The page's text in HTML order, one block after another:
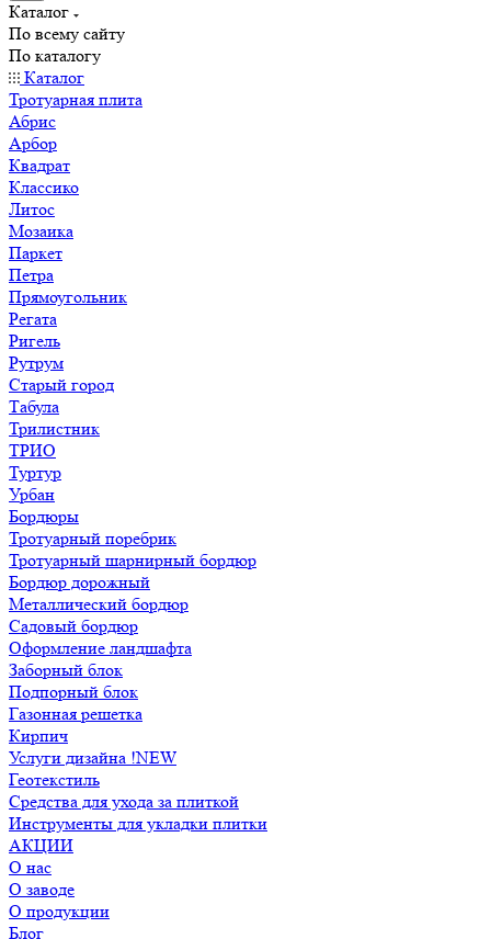
Каталог
По всему сайту
По каталогу
Каталог
Тротуарная плита
Абрис
Арбор
Квадрат
Классико
Литос
Мозаика
Паркет
Петра
Прямоугольник
Регата
Ригель
Рутрум
Старый город
Табула
Трилистник
ТРИО
Туртур
Урбан
Бордюры
Тротуарный поребрик
Тротуарный шарнирный бордюр
Бордюр дорожный
Металлический бордюр
Садовый бордюр
Оформление ландшафта
Заборный блок
Подпорный блок
Газонная решетка
Кирпич
Услуги дизайна !NEW
Геотекстиль
Средства для ухода за плиткой
Инструменты для укладки плитки
АКЦИИ
О нас
О заводе
О продукции
Блог